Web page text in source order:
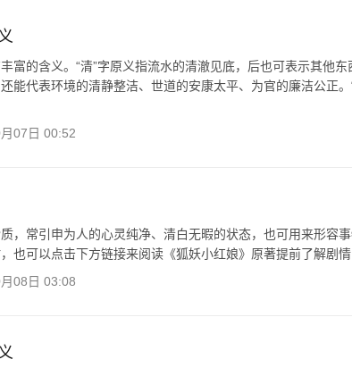
富的含义。“清”字原义指流水的清澈见底，后也可表示其他
能代表环境的清静整洁、世道的安康太平、为官的廉洁公正。
07日 00:52
，常引申为人的心灵纯净、清白无暇的状态，也可用来形容事
也可以点击下方链接来阅读《狐妖小红娘》原著提前了解剧情
08日 03:08